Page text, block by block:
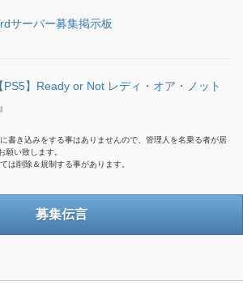
サーバー募集掲示板
【PS5】Ready or Not レディ・オア・ノット
』
書き込みをする事はありませんので、管理人を名乗る者が居
願い致します。
は削除＆規制する事があります。
募集伝言